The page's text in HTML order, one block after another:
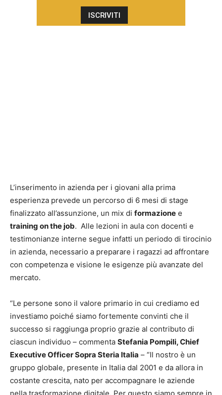
L’inserimento in azienda per i giovani alla prima
esperienza prevede un percorso di 6 mesi di stage
finalizzato all’assunzione, un mix di formazione e
training on the job. Alle lezioni in aula con docenti e
testimonianze interne segue infatti un periodo di tirocinio
in azienda, necessario a preparare i ragazzi ad affrontare
con competenza e visione le esigenze più avanzate del
mercato.
“Le persone sono il valore primario in cui crediamo ed
investiamo poiché siamo fortemente convinti che il
successo si raggiunga proprio grazie al contributo di
ciascun individuo – commenta Stefania Pompili, Chief
Executive Officer Sopra Steria Italia – “Il nostro è un
gruppo globale, presente in Italia dal 2001 e da allora in
costante crescita, nato per accompagnare le aziende